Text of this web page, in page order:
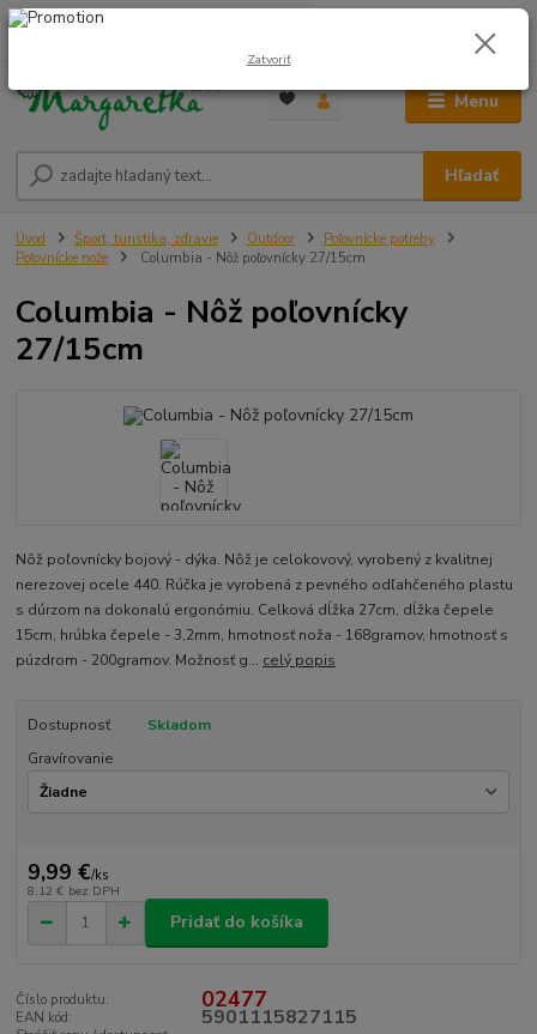
Menu
Hľadať
0948 236 042
0,00 €
Úvod Šport, turistika, zdravie Outdoor
Poľovnícke potreby
Poľovnícke nože
Columbia - Nôž poľovnícky 27/15cm
Columbia - Nôž poľovnícky
27/15cm
Nôž poľovnícky bojový - dýka. Nôž je celokovový, vyrobený z kvalitnej
nerezovej ocele 440. Rúčka je vyrobená z pevného odľahčeného plastu
s dúrzom na dokonalú ergonómiu. Celková dĺžka 27cm, dĺžka čepele
15cm, hrúbka čepele - 3,2mm, hmotnosť noža - 168gramov, hmotnosť s
púzdrom - 200gramov. Možnosť g... celý popis
Dostupnosť
Skladom
Gravírovanie
9,99 €/ks
8,12 € bez DPH
Pridať do košíka
Číslo produktu: 02477
EAN kód: 5901115827115
Zatvoriť